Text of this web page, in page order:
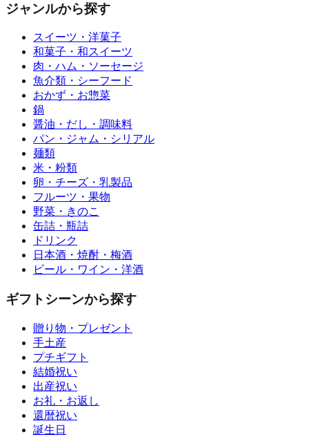
ジャンルから探す
スイーツ・洋菓子
和菓子・和スイーツ
肉・ハム・ソーセージ
魚介類・シーフード
おかず・お惣菜
鍋
醤油・だし・調味料
パン・ジャム・シリアル
麺類
米・粉類
卵・チーズ・乳製品
フルーツ・果物
野菜・きのこ
缶詰・瓶詰
ドリンク
日本酒・焼酎・梅酒
ビール・ワイン・洋酒
ギフトシーンから探す
贈り物・プレゼント
手土産
プチギフト
結婚祝い
出産祝い
お礼・お返し
還暦祝い
誕生日